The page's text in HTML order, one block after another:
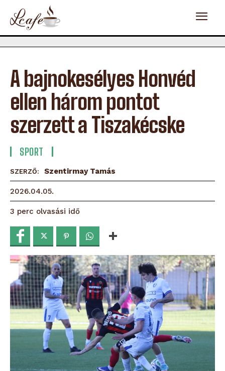
A bajnokesélyes Honvéd
ellen három pontot
szerzett a Tiszakécske
SPORT
SZERZŐ: Szentirmay Tamás
2026.04.05.
3 perc olvasási idő